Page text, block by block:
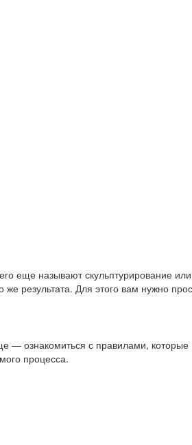
еще называют скульптурирование или
результата. Для этого вам нужно
— ознакомиться с правилами, которые
процесса.